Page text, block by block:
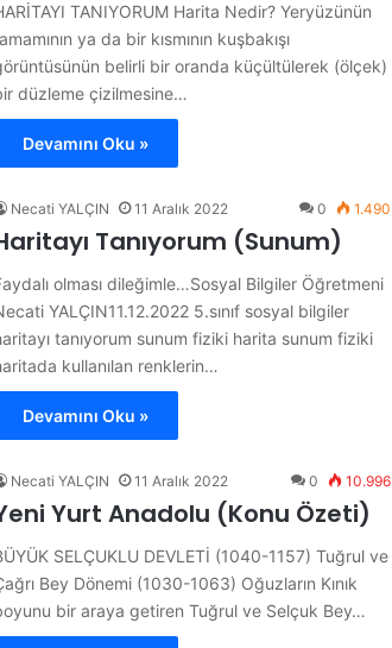
TANIYORUM Harita Nedir? Yeryüzünün
ya da bir kısmının kuşbakışı
belirli bir oranda küçültülerek (ölçek)
düzleme çizilmesine…
Devamını Oku »
Necati YALÇIN 11 Aralık 2022 0 1.490
Tanıyorum (Sunum)
olması dileğimle…Sosyal Bilgiler Öğretmeni
YALÇIN11.12.2022 5.sınıf sosyal bilgiler
tanıyorum sunum fiziki harita sunum fiziki
kullanılan renklerin…
Devamını Oku »
Necati YALÇIN 11 Aralık 2022 0 10.996
Yurt Anadolu (Konu Özeti)
SELÇUKLU DEVLETİ (1040-1157) Tuğrul ve
Bey Dönemi (1030-1063) Oğuzların Kınık
bir araya getiren Tuğrul ve Selçuk Bey…